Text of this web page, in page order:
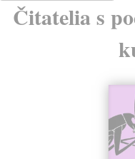
Čitatelia s